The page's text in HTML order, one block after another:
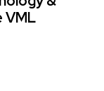
VML